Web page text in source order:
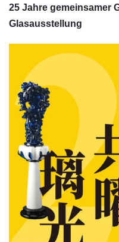
25 Jahre gemeinsamer
Glasausstellung